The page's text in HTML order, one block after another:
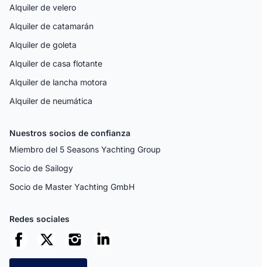
Alquiler de velero
Alquiler de catamarán
Alquiler de goleta
Alquiler de casa flotante
Alquiler de lancha motora
Alquiler de neumática
Nuestros socios de confianza
Miembro del 5 Seasons Yachting Group
Socio de Sailogy
Socio de Master Yachting GmbH
Redes sociales